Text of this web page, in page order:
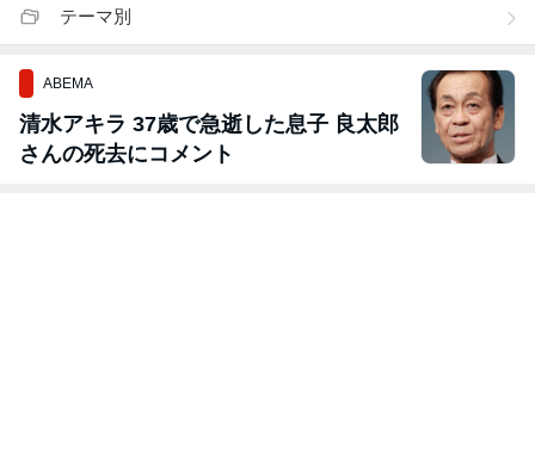
テーマ別
ABEMA
清水アキラ 37歳で急逝した息子 良太郎
さんの死去にコメント